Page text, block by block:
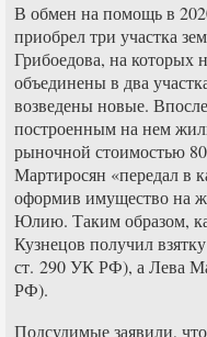
В обмен на помощь в
приобрел три участка
Грибоедова, на которых
объединены в два
возведены новые.
построенным на нем
рыночной стоимостью
Мартиросян «передал в
оформив имущество на
Юлию. Таким образом,
Кузнецов получил
ст. 290 УК РФ), а Лева
РФ).
Подсудимые заявили,